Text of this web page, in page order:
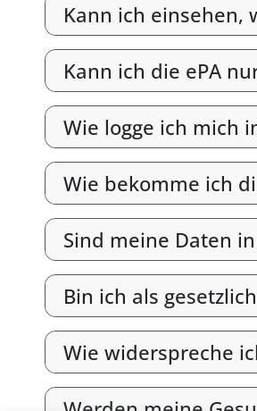
Kann ich einsehen,
Kann ich die ePA
Wie logge ich mich
Wie bekomme ich
Sind meine Daten
Bin ich als
Wie widerspreche